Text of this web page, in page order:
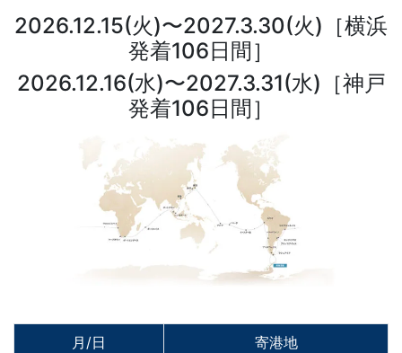
2026.12.15(火)〜2027.3.30(火)［横浜
発着106日間］
2026.12.16(水)〜2027.3.31(水)［神戸
発着106日間］
月/日 寄港地